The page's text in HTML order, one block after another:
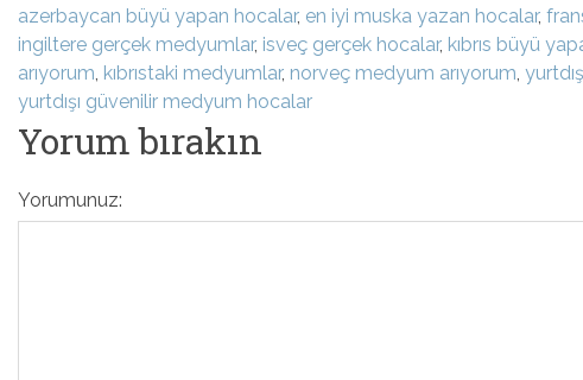
azerbaycan büyü yapan hocalar, en iyi muska yazan hocalar,
ingiltere gerçek medyumlar, isveç gerçek hocalar, kıbrıs büyü
arıyorum, kıbrıstaki medyumlar, norveç medyum arıyorum,
yurtdışı güvenilir medyum hocalar
Yorum bırakın
Yorumunuz: